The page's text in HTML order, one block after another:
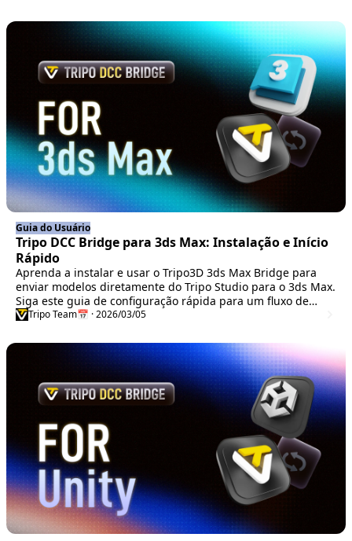
Guia do Usuário
Tripo DCC Bridge para 3ds Max: Instalação e Início
Rápido
Aprenda a instalar e usar o Tripo3D 3ds Max Bridge para
enviar modelos diretamente do Tripo Studio para o 3ds Max.
Siga este guia de configuração rápida para um fluxo de
trabalho 3D mais ágil.
Tripo Team📅 · 2026/03/05